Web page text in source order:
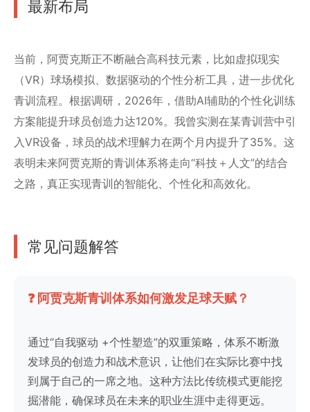
最新布局
当前，阿贾克斯正不断融合高科技元素，比如虚拟现实
（VR）球场模拟、数据驱动的个性分析工具，进一步优化
青训流程。根据调研，2026年，借助AI辅助的个性化训练
方案能提升球员创造力达120%。我曾实测在某青训营中引
入VR设备，球员的战术理解力在两个月内提升了35%。这
表明未来阿贾克斯的青训体系将走向“科技＋人文”的结合
之路，真正实现青训的智能化、个性化和高效化。
常见问题解答
❓ 阿贾克斯青训体系如何激发足球天赋？
通过“自我驱动 +个性塑造”的双重策略，体系不断激
发球员的创造力和战术意识，让他们在实际比赛中找
到属于自己的一席之地。这种方法比传统模式更能挖
掘潜能，确保球员在未来的职业生涯中走得更远。